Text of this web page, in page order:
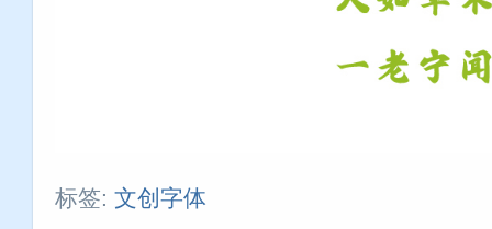
标签: 文创字体